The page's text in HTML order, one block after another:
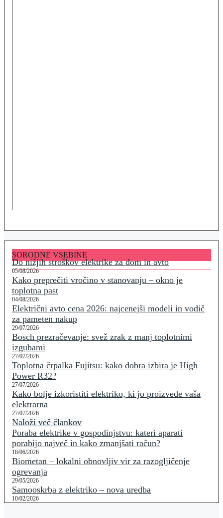
SORODNE VSEBINE
Do nižjih stroškov elektrike za dom in avto
05/08/2026
Kako preprečiti vročino v stanovanju – okno je
toplotna past
04/08/2026
Električni avto cena 2026: najcenejši modeli in vodič
za pameten nakup
29/07/2026
Bosch prezračevanje: svež zrak z manj toplotnimi
izgubami
27/07/2026
Toplotna črpalka Fujitsu: kako dobra izbira je High
Power R32?
27/07/2026
Kako bolje izkoristiti elektriko, ki jo proizvede vaša
elektrarna
27/07/2026
Naloži več člankov
Poraba elektrike v gospodinjstvu: kateri aparati
porabijo največ in kako zmanjšati račun?
18/06/2026
Biometan – lokalni obnovljiv vir za razogljičenje
ogrevanja
29/05/2026
Samooskrba z elektriko – nova uredba
10/02/2026